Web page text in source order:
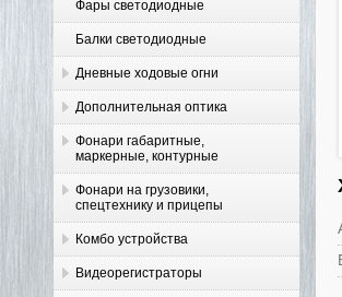
Фары светодиодные
Балки светодиодные
Дневные ходовые огни
Дополнительная оптика
Фонари габаритные,
маркерные, контурные
Фонари на грузовики,
спецтехнику и прицепы
Комбо устройства
Видеорегистраторы